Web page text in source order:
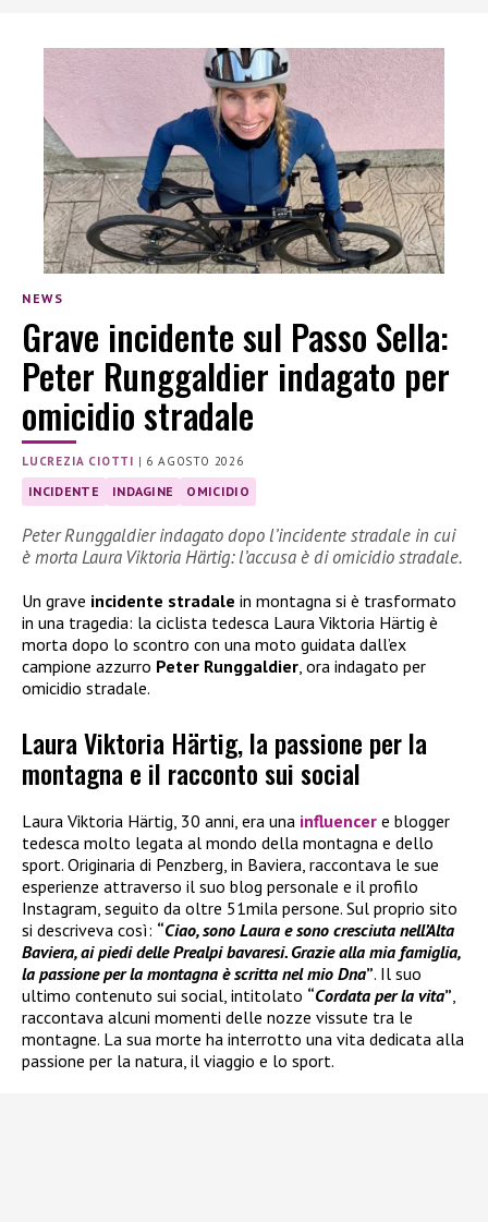
NEWS
Grave incidente sul Passo Sella:
Peter Runggaldier indagato per
omicidio stradale
LUCREZIA CIOTTI | 6 AGOSTO 2026
INCIDENTE INDAGINE OMICIDIO
Peter Runggaldier indagato dopo l’incidente stradale in cui
è morta Laura Viktoria Härtig: l’accusa è di omicidio stradale.
Un grave incidente stradale in montagna si è trasformato
in una tragedia: la ciclista tedesca Laura Viktoria Härtig è
morta dopo lo scontro con una moto guidata dall’ex
campione azzurro Peter Runggaldier , ora indagato per
omicidio stradale.
Laura Viktoria Härtig, la passione per la
montagna e il racconto sui social
Laura Viktoria Härtig, 30 anni, era una influencer e blogger
tedesca molto legata al mondo della montagna e dello
sport. Originaria di Penzberg, in Baviera, raccontava le sue
esperienze attraverso il suo blog personale e il profilo
Instagram, seguito da oltre 51mila persone. Sul proprio sito
si descriveva così: “Ciao, sono Laura e sono cresciuta nell’Alta
Baviera, ai piedi delle Prealpi bavaresi. Grazie alla mia famiglia,
la passione per la montagna è scritta nel mio Dna”. Il suo
ultimo contenuto sui social, intitolato “Cordata per la vita”,
raccontava alcuni momenti delle nozze vissute tra le
montagne. La sua morte ha interrotto una vita dedicata alla
passione per la natura, il viaggio e lo sport.